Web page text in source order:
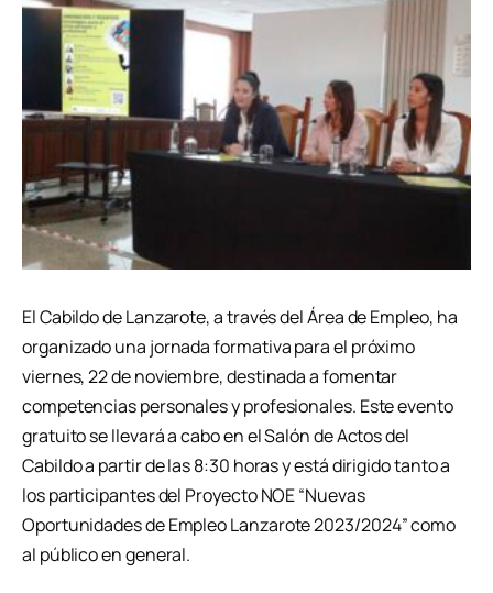
El Cabildo de Lanzarote, a través del Área de Empleo, ha
organizado una jornada formativa para el próximo
viernes, 22 de noviembre, destinada a fomentar
competencias personales y profesionales. Este evento
gratuito se llevará a cabo en el Salón de Actos del
Cabildo a partir de las 8:30 horas y está dirigido tanto a
los participantes del Proyecto NOE “Nuevas
Oportunidades de Empleo Lanzarote 2023/2024” como
al público en general.